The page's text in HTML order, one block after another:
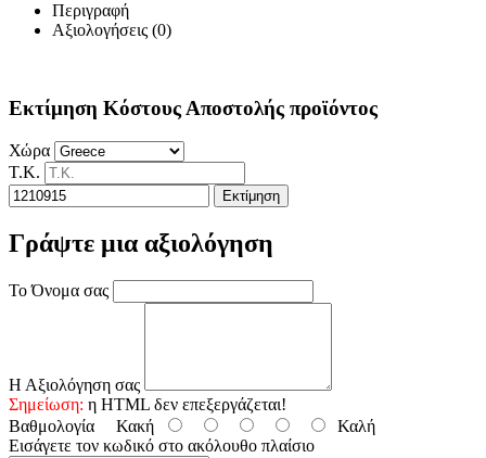
Περιγραφή
Αξιολογήσεις (0)
Εκτίμηση Κόστους Αποστολής προϊόντος
Χώρα
Τ.Κ.
Εκτίμηση
Γράψτε μια αξιολόγηση
Το Όνομα σας
Η Αξιολόγηση σας
Σημείωση: η HTML δεν επεξεργάζεται!
Βαθμολογία Κακή
Καλή
Εισάγετε τον κωδικό στο ακόλουθο πλαίσιο